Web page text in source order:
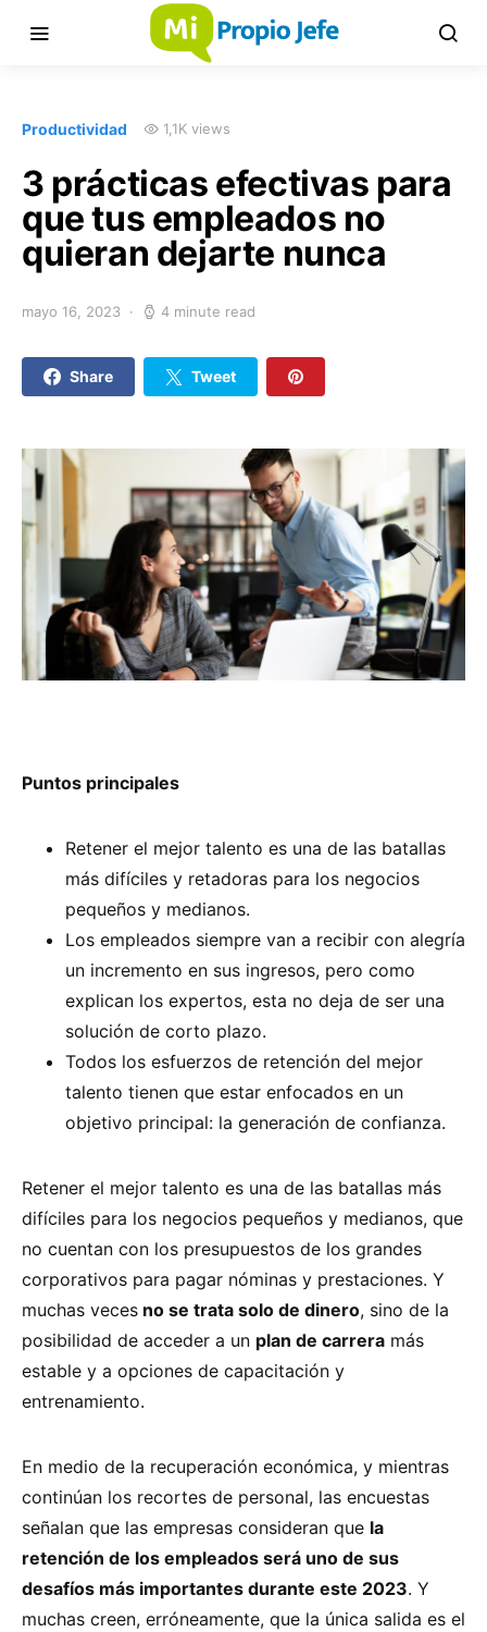
Productividad 1,1K views
3 prácticas efectivas para
que tus empleados no
quieran dejarte nunca
mayo 16, 2023 4 minute read
Share Tweet
Puntos principales
Retener el mejor talento es una de las batallas
más difíciles y retadoras para los negocios
pequeños y medianos.
Los empleados siempre van a recibir con alegría
un incremento en sus ingresos, pero como
explican los expertos, esta no deja de ser una
solución de corto plazo.
Todos los esfuerzos de retención del mejor
talento tienen que estar enfocados en un
objetivo principal: la generación de confianza.
Retener el mejor talento es una de las batallas más
difíciles para los negocios pequeños y medianos, que
no cuentan con los presupuestos de los grandes
corporativos para pagar nóminas y prestaciones. Y
muchas veces no se trata solo de dinero, sino de la
posibilidad de acceder a un plan de carrera más
estable y a opciones de capacitación y
entrenamiento.
En medio de la recuperación económica, y mientras
continúan los recortes de personal, las encuestas
señalan que las empresas consideran que la
retención de los empleados será uno de sus
desafíos más importantes durante este 2023. Y
muchas creen, erróneamente, que la única salida es el